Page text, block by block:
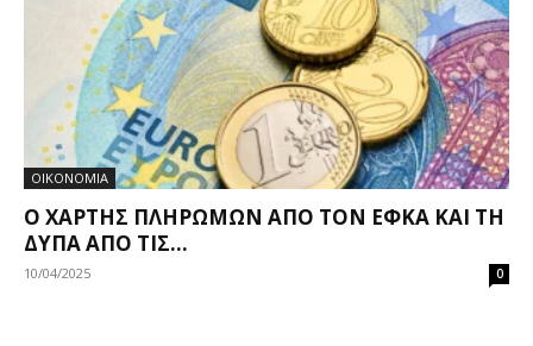
ΟΙΚΟΝΟΜΙΑ
Ο ΧΆΡΤΗΣ ΠΛΗΡΩΜΏΝ ΑΠΌ ΤΟΝ ΕΦΚΑ ΚΑΙ ΤΗ
ΔΥΠΑ ΑΠΌ ΤΙΣ...
10/04/2025 0